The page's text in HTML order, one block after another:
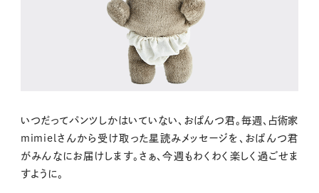
いつだってパンツしかはいていない、おぱんつ君。毎週、占術家
mimielさんから受け取った星読みメッセージを、おぱんつ君
がみんなにお届けします。さぁ、今週もわくわく楽しく過ごせま
すように。